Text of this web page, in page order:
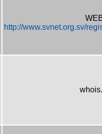
http://www.svnet.org.sv/